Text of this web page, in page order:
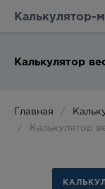
Калькулятор-
Калькулятор
Главная
Калькулятор